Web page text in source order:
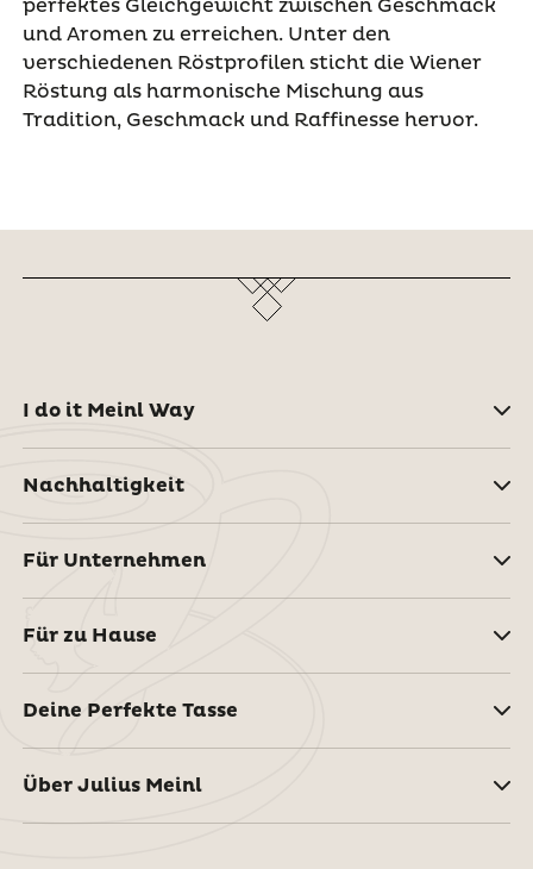
perfektes Gleichgewicht zwischen Geschmack
und Aromen zu erreichen. Unter den
verschiedenen Röstprofilen sticht die Wiener
Röstung als harmonische Mischung aus
Tradition, Geschmack und Raffinesse hervor.
I do it Meinl Way
Nachhaltigkeit
Für Unternehmen
Für zu Hause
Deine Perfekte Tasse
Über Julius Meinl